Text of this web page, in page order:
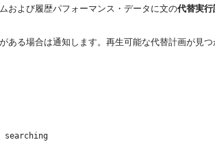
および履歴パフォーマンス・データに文の代替実行
る場合は通知します。再生可能な代替計画が見
searching